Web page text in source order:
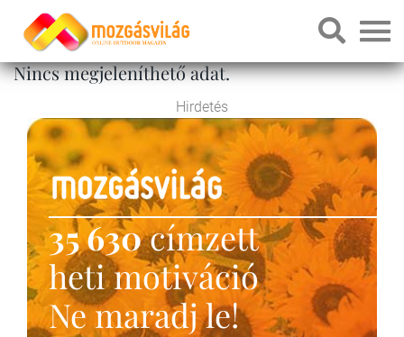
Nincs megjeleníthető adat.
Hirdetés
35 630címzett
heti motiváció
Ne maradj le!